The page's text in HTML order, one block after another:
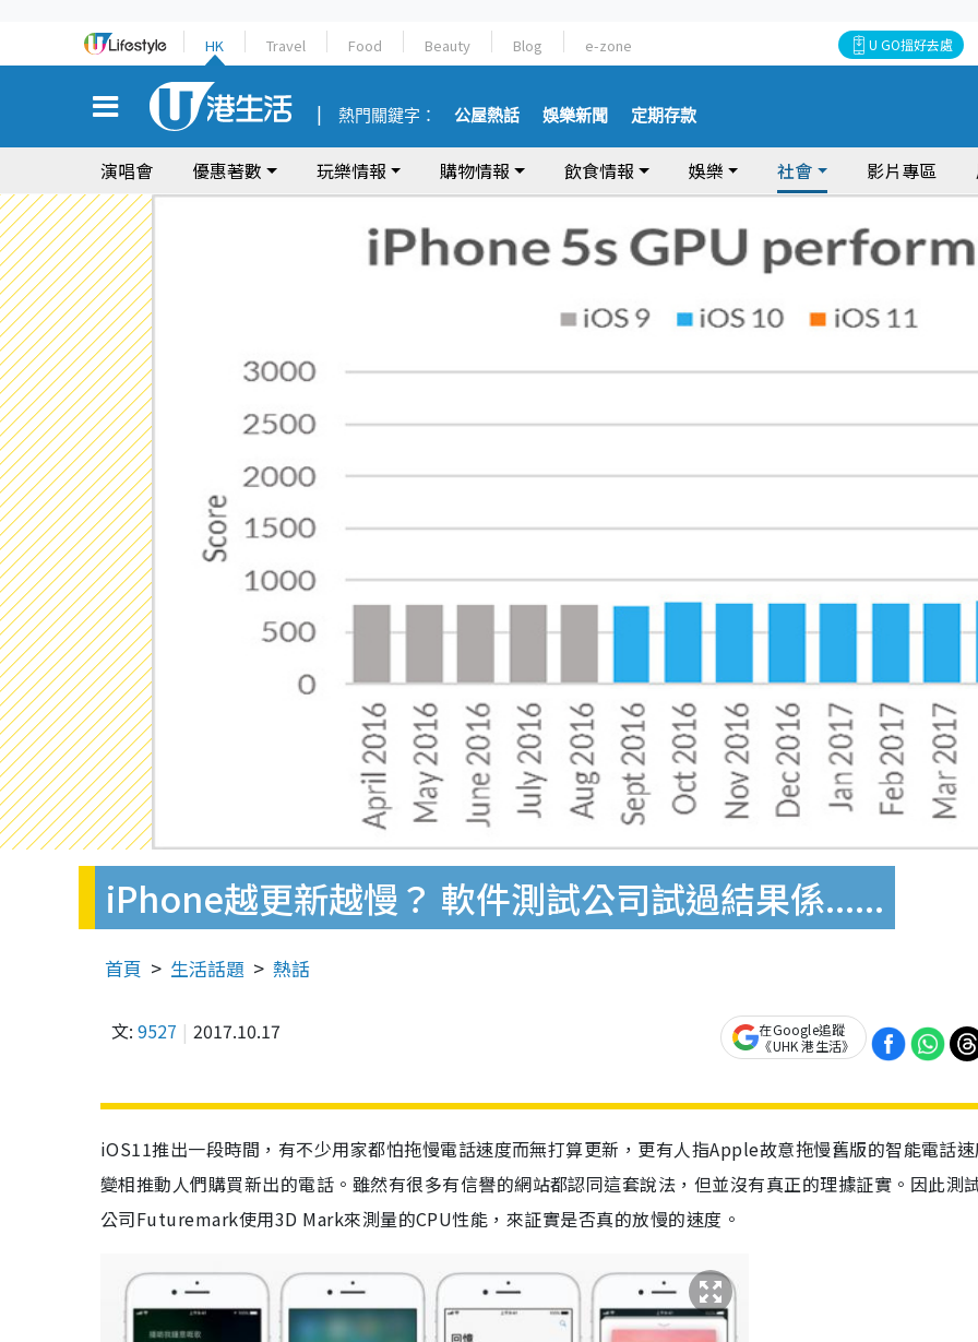
HK Travel Food Beauty Blog e-zone U GO搵好去處
熱門關鍵字： 公屋熱話 娛樂新聞 定期存款
演唱會 優惠著數 玩樂情報 購物情報 飲食情報 娛樂 社會 影片專區
iPhone越更新越慢？ 軟件測試公司試過結果係......
首頁 生活話題 熱話
文: 9527 2017.10.17
在Google追蹤
《UHK 港生活》
iOS11推出一段時間，有不少用家都怕拖慢電話速度而無打算更新，更有人指Apple故意拖慢舊版的智能電話速
變相推動人們購買新出的電話。雖然有很多有信譽的網站都認同這套說法，但並沒有真正的理據証實。因此測
公司Futuremark使用3D Mark來測量的CPU性能，來証實是否真的放慢的速度。